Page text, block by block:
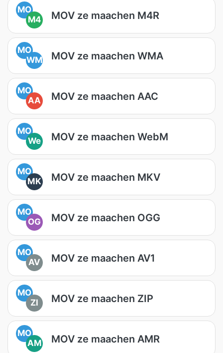
MO
M4
MOV ze maachen M4R
MO
WM
MOV ze maachen WMA
MO
AA
MOV ze maachen AAC
MO
We
MOV ze maachen WebM
MO
MK
MOV ze maachen MKV
MO
OG
MOV ze maachen OGG
MO
AV
MOV ze maachen AV1
MO
ZI
MOV ze maachen ZIP
MO
AM
MOV ze maachen AMR